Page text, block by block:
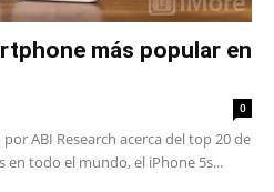
más popular en
0
ABI Research acerca del top 20 de
todo el mundo, el iPhone 5s...